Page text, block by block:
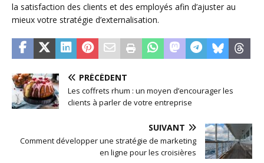
la satisfaction des clients et des employés afin d’ajuster au
mieux votre stratégie d’externalisation.
PRÉCÉDENT
Les coffrets rhum : un moyen d’encourager les
clients à parler de votre entreprise
SUIVANT
Comment développer une stratégie de marketing
en ligne pour les croisières